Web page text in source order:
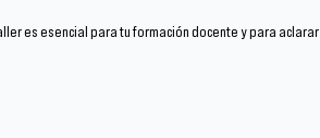
es esencial para tu formación docente y para aclarar